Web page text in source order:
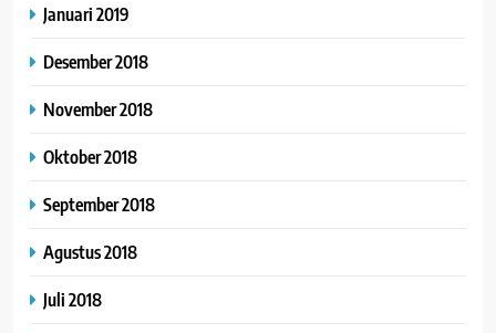
Januari 2019
Desember 2018
November 2018
Oktober 2018
September 2018
Agustus 2018
Juli 2018